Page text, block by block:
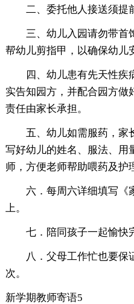
二、委托他人接送须提
三、幼儿入园请勿带首
帮幼儿剪指甲，以确保幼儿
四、幼儿患有先天性疾
实告知园方，并配合园方做
责任由家长承担。
五、幼儿如需服药，家
写好幼儿的姓名、服法、用
师，方便老师帮助喂药及护
六．每周六详细填写《
上。
七．陪同孩子一起愉快
八．父母工作忙也要保
次。
新学期教师寄语5